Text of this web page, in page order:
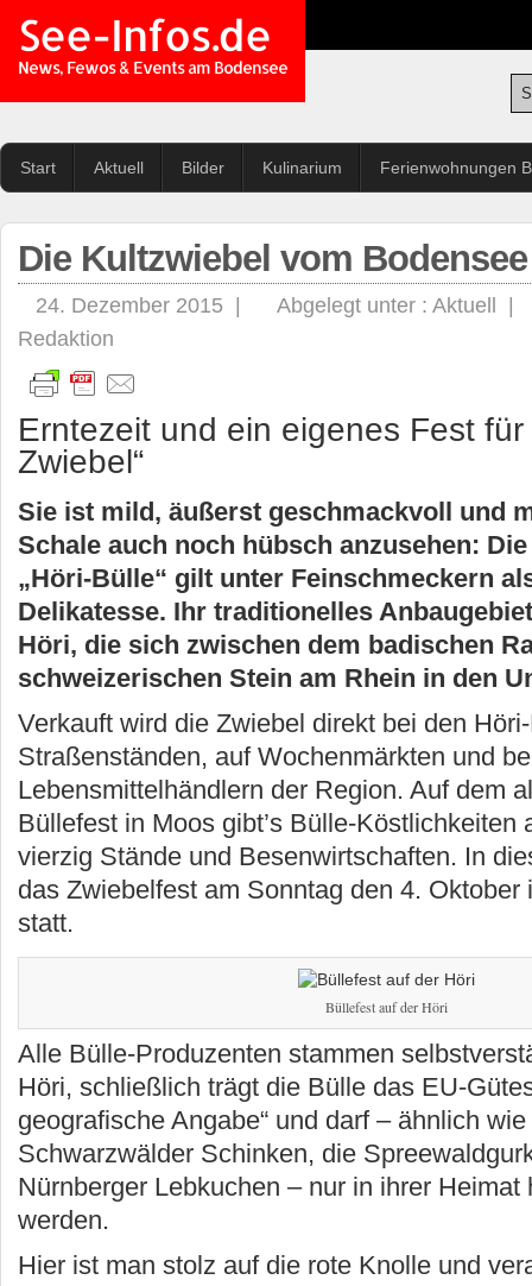
See-Infos.de
News, Fewos & Events am Bodensee
Start Aktuell Bilder Kulinarium Ferienwohnungen
Die Kultzwiebel vom Bodensee
24. Dezember 2015 | Abgelegt unter : Aktuell
Redaktion
Erntezeit und ein eigenes Fest für
Zwiebel“
Sie ist mild, äußerst geschmackvoll und
Schale auch noch hübsch anzusehen:
„Höri-Bülle“ gilt unter Feinschmeckern
Delikatesse. Ihr traditionelles
Höri, die sich zwischen dem badischen
schweizerischen Stein am Rhein in den
Verkauft wird die Zwiebel direkt bei den
Straßenständen, auf Wochenmärkten und
Lebensmittelhändlern der Region. Auf dem
Büllefest in Moos gibt’s Bülle-Köstlichkeiten
vierzig Stände und Besenwirtschaften. In
das Zwiebelfest am Sonntag den 4. Oktober
statt.
Büllefest auf der Höri
Alle Bülle-Produzenten stammen
Höri, schließlich trägt die Bülle das EU-
geografische Angabe“ und darf – ähnlich
Schwarzwälder Schinken, die
Nürnberger Lebkuchen – nur in ihrer Heimat
werden.
Hier ist man stolz auf die rote Knolle und